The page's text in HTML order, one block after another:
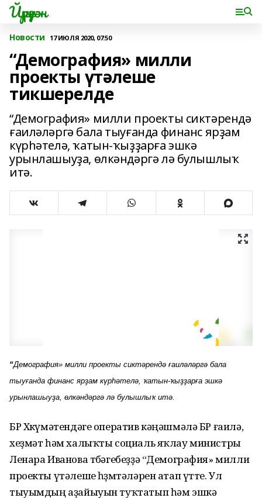
Йүрүҙән
Новости 17 ИЮЛЯ 2020, 07:50
“Демография» милли
проекты үтәлеше
тикшерелде
“Демография» милли проекты сиктәрендә
ғаиләләргә бала тыуғанда финанс ярҙам
күрһәтелә, ҡатын-ҡыҙҙарға эшкә
урынлашыуҙа, өлкәндәргә лә булышлыҡ
итә.
“Демография» милли проекты сиктәрендә ғаиләләргә бала
тыуғанда финанс ярҙам күрһәтелә, ҡатын-ҡыҙҙарға эшкә
урынлашыуҙа, өлкәндәргә лә булышлыҡ итә.
БР Хөкүмәтендәге оператив кәңәшмәлә БР ғаилә,
хеҙмәт һәм халыҡты социаль яҡлау министры
Ленара Иванова төбәгебеҙҙә “Демография» милли
проекты үтәлеше һөҙөмтәләрен атап үтте. Ул
тыуымдың аҙайыуын туҡтатып һәм эшкә